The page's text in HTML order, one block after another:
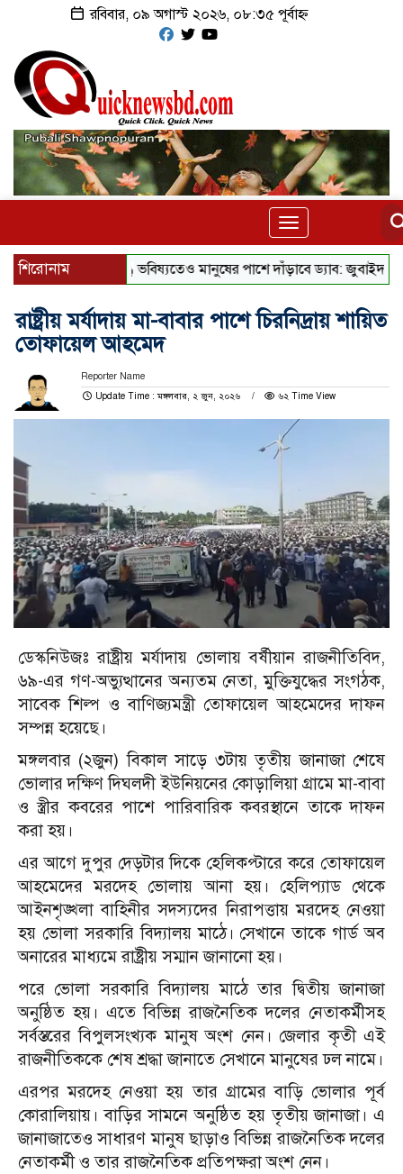
রবিবার, ০৯ অগাস্ট ২০২৬, ০৮:৩৫ পূর্বাহ্ন
Toggle
navigation
শিরোনাম ভবিষ্যতেও মানুষের পাশে দাঁড়াবে ড্যাব: জুবাইদা রহমান
রাষ্ট্রীয় মর্যাদায় মা-বাবার পাশে চিরনিদ্রায় শায়িত
তোফায়েল আহমেদ
Reporter Name
Update Time : মঙ্গলবার, ২ জুন, ২০২৬
৬২ Time View
ডেস্কনিউজঃ রাষ্ট্রীয় মর্যাদায় ভোলায় বর্ষীয়ান রাজনীতিবিদ,
৬৯-এর গণ-অভ্যুত্থানের অন্যতম নেতা, মুক্তিযুদ্ধের সংগঠক,
সাবেক শিল্প ও বাণিজ্যমন্ত্রী তোফায়েল আহমেদের দাফন
সম্পন্ন হয়েছে।
মঙ্গলবার (২জুন) বিকাল সাড়ে ৩টায় তৃতীয় জানাজা শেষে
ভোলার দক্ষিণ দিঘলদী ইউনিয়নের কোড়ালিয়া গ্রামে মা-বাবা
ও স্ত্রীর কবরের পাশে পারিবারিক কবরস্থানে তাকে দাফন
করা হয়।
এর আগে দুপুর দেড়টার দিকে হেলিকপ্টারে করে তোফায়েল
আহমেদের মরদেহ ভোলায় আনা হয়। হেলিপ্যাড থেকে
আইনশৃঙ্খলা বাহিনীর সদস্যদের নিরাপত্তায় মরদেহ নেওয়া
হয় ভোলা সরকারি বিদ্যালয় মাঠে। সেখানে তাকে গার্ড অব
অনারের মাধ্যমে রাষ্ট্রীয় সম্মান জানানো হয়।
পরে ভোলা সরকারি বিদ্যালয় মাঠে তার দ্বিতীয় জানাজা
অনুষ্ঠিত হয়। এতে বিভিন্ন রাজনৈতিক দলের নেতাকর্মীসহ
সর্বস্তরের বিপুলসংখ্যক মানুষ অংশ নেন। জেলার কৃতী এই
রাজনীতিককে শেষ শ্রদ্ধা জানাতে সেখানে মানুষের ঢল নামে।
এরপর মরদেহ নেওয়া হয় তার গ্রামের বাড়ি ভোলার পূর্ব
কোরালিয়ায়। বাড়ির সামনে অনুষ্ঠিত হয় তৃতীয় জানাজা। এ
জানাজাতেও সাধারণ মানুষ ছাড়াও বিভিন্ন রাজনৈতিক দলের
নেতাকর্মী ও তার রাজনৈতিক প্রতিপক্ষরা অংশ নেন।